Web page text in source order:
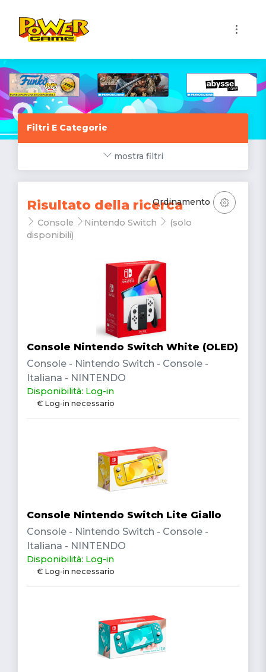
Filtri E Categorie
mostra filtri
Risultato della ricerca
Console Nintendo Switch
(solo
disponibili)
Ordinamento
Console Nintendo Switch White (OLED)
Console - Nintendo Switch - Console -
Italiana - NINTENDO
Disponibilità: Log-in
€ Log-in necessario
Console Nintendo Switch Lite Giallo
Console - Nintendo Switch - Console -
Italiana - NINTENDO
Disponibilità: Log-in
€ Log-in necessario